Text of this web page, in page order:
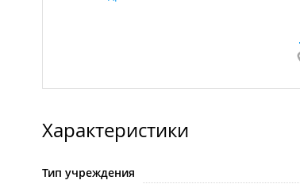
Характеристики
Тип учреждения